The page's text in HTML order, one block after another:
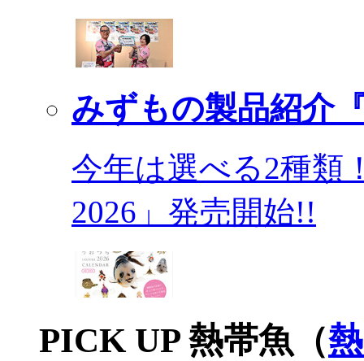
みずもの製品紹介
今年は選べる2種類
2026」発売開始!!
PICK UP 熱帯魚（